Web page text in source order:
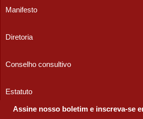
Manifesto
Diretoria
Conselho consultivo
Estatuto
Assine nosso boletim e inscreva-se